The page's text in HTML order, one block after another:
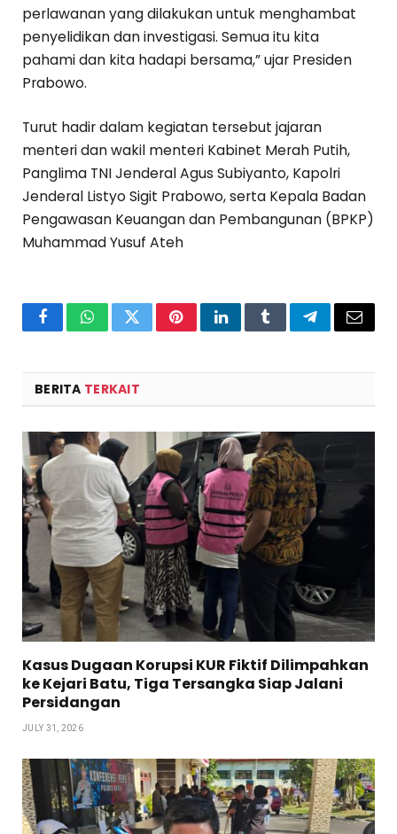
perlawanan yang dilakukan untuk menghambat
penyelidikan dan investigasi. Semua itu kita
pahami dan kita hadapi bersama,” ujar Presiden
Prabowo.
Turut hadir dalam kegiatan tersebut jajaran
menteri dan wakil menteri Kabinet Merah Putih,
Panglima TNI Jenderal Agus Subiyanto, Kapolri
Jenderal Listyo Sigit Prabowo, serta Kepala Badan
Pengawasan Keuangan dan Pembangunan (BPKP)
Muhammad Yusuf Ateh
FacebookWhatsAppTwitterPinterestLinkedInTumblrTelegramEmail
BERITA TERKAIT
Kasus Dugaan Korupsi KUR Fiktif Dilimpahkan
ke Kejari Batu, Tiga Tersangka Siap Jalani
Persidangan
JULY 31, 2026